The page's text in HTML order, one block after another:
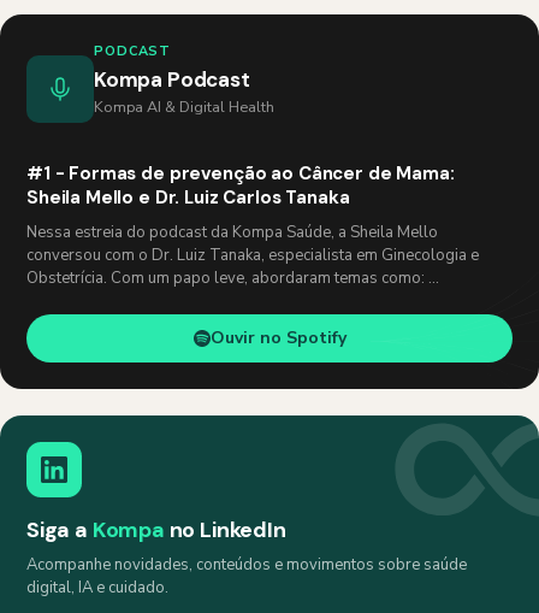
PODCAST
Kompa Podcast
Kompa AI & Digital Health
#1 - Formas de prevenção ao Câncer de Mama:
Sheila Mello e Dr. Luiz Carlos Tanaka
Nessa estreia do podcast da Kompa Saúde, a Sheila Mello
conversou com o Dr. Luiz Tanaka, especialista em Ginecologia e
Obstetrícia. Com um papo leve, abordaram temas como: …
Ouvir no Spotify
Siga a Kompa no LinkedIn
Acompanhe novidades, conteúdos e movimentos sobre saúde
digital, IA e cuidado.